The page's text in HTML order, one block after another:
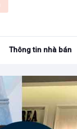
Thông tin nhà bán